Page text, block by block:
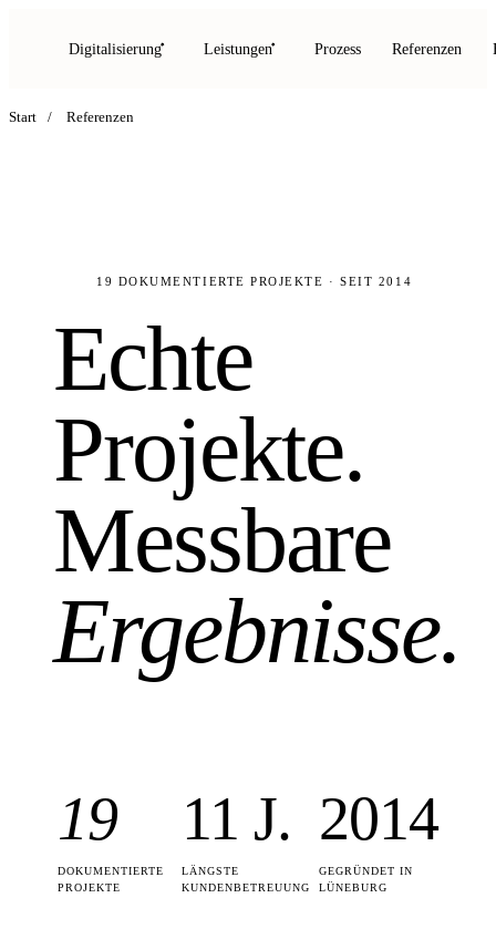
Digitalisierung Leistungen Prozess Referenzen
Start / Referenzen
19 DOKUMENTIERTE PROJEKTE · SEIT 2014
Echte
Projekte.
Messbare
Ergebnisse.
19
DOKUMENTIERTE
PROJEKTE
11 J.
LÄNGSTE
KUNDENBETREUUNG
2014
GEGRÜNDET IN
LÜNEBURG